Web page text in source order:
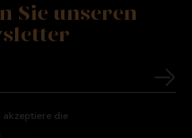
Sie unseren
akzeptiere die